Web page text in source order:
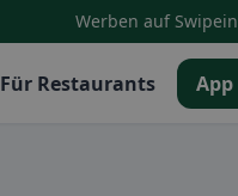
Werben auf Swipein
Für Restaurants